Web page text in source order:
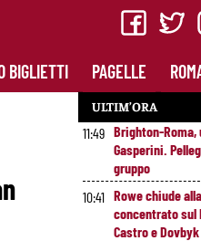
BIGLIETTI PAGELLE
ULTIM’ORA
11:49 Brighton-
Gasperini.
gruppo
10:41 Rowe chiude
concentrato sul
Castro e Dovbyk